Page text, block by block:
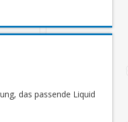
das passende Liquid